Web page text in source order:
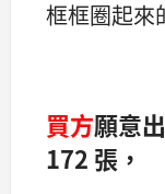
框框圈起來
買方願意
172 張，